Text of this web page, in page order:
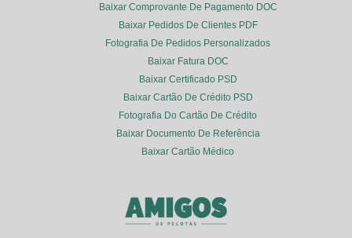
Baixar Comprovante De Pagamento DOC
Baixar Pedidos De Clientes PDF
Fotografia De Pedidos Personalizados
Baixar Fatura DOC
Baixar Certificado PSD
Baixar Cartão De Crédito PSD
Fotografia Do Cartão De Crédito
Baixar Documento De Referência
Baixar Cartão Médico